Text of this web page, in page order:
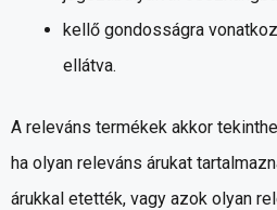
kellő gondosságra
ellátva.
A releváns termékek akkor
ha olyan releváns árukat
árukkal etették, vagy azok olyan